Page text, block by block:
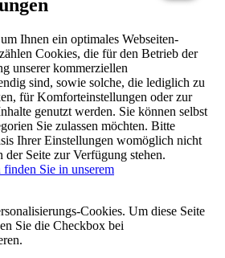
Ihnen ein optimales Webseiten-
Cookies, die für den Betrieb der
unserer kommerziellen
sind, sowie solche, die lediglich zu
für Komforteinstellungen oder zur
genutzt werden. Sie können selbst
Sie zulassen möchten. Bitte
Ihrer Einstellungen womöglich nicht
Seite zur Verfügung stehen.
Sie in unserem
Cookies. Um diese Seite
Sie die Checkbox bei